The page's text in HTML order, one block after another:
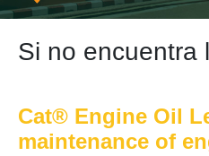
Si no encuentra
Cat® Engine Oil
maintenance of